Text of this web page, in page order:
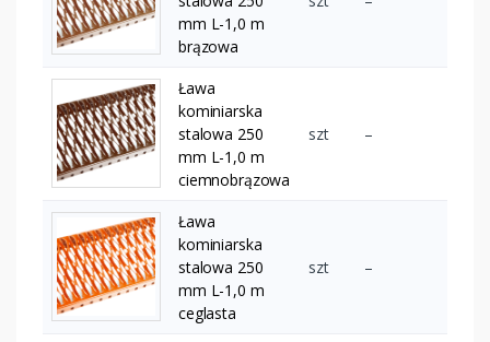
mm L-1,0 m
brązowa
Ława
kominiarska
stalowa 250
mm L-1,0 m
ciemnobrązowa
szt –
Ława
kominiarska
stalowa 250
mm L-1,0 m
ceglasta
szt –